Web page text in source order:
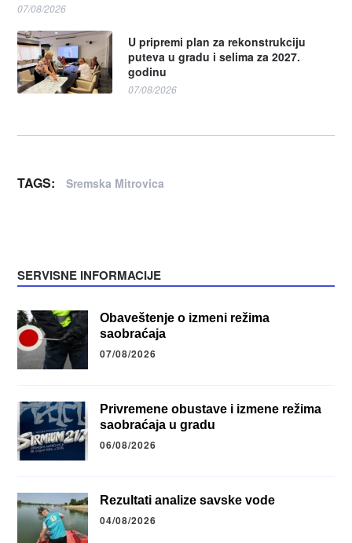
07/08/2026
U pripremi plan za rekonstrukciju
puteva u gradu i selima za 2027.
godinu
07/08/2026
TAGS: Sremska Mitrovica
SERVISNE INFORMACIJE
Obaveštenje o izmeni režima
saobraćaja
07/08/2026
Privremene obustave i izmene režima
saobraćaja u gradu
06/08/2026
Rezultati analize savske vode
04/08/2026